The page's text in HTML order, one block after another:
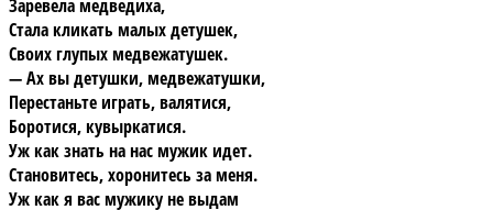
Заревела медведиха,
Стала кликать малых детушек,
Своих глупых медвежатушек.
— Ах вы детушки, медвежатушки,
Перестаньте играть, валятися,
Боротися, кувыркатися.
Уж как знать на нас мужик идет.
Становитесь, хоронитесь за меня.
Уж как я вас мужику не выдам